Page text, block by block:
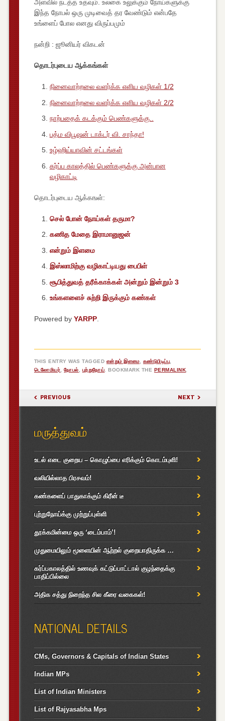
அளவில் நடத்த உதவும். உலகை உலுக்கும் நோய்களுக்கு
இந்த நோபல் ஒரு முடிவைத் தர வேண்டும் என்பதே
உங்ளைப் போல எனது விருப்பமும்
நன்றி : ஜூனியர் விகடன்
தொடர்புடைய ஆக்கங்கள்
நினைவாற்றலை வளர்க்க எளிய வழிகள் 1/2
நினைவாற்றலை வளர்க்க எளிய வழிகள் 2/2
நாற்பதைக் கடக்கும் பெண்களுக்கு..
பத்ம விபூஷன் டாக்டர் வி. சாந்தா!
உழ்ஹிய்யாவின் சட்டங்கள்
கர்ப்ப காலத்தில் பெண்களுக்கு அன்பான
வழிகாட்டி
தொடர்புடைய ஆக்கஙள்:
செல் போன் நோய்கள் தருமா?
கணித மேதை இராமானுஜன்
என்றும் இளமை
இஸ்லாமிற்கு வழிகாட்டியது பைபிள்
சூபித்துவத் தரீக்காக்கள் அன்றும் இன்றும் 3
உங்களளைச் சுற்றி இருக்கும் கண்கள்
Powered by YARPP.
THIS ENTRY WAS TAGGED என்றும் இளமை, கண்டுபிடிப்பு
டெலோமியர் ,நோபல் புற்றுநோய் . BOOKMARK THE PERMALINK
POST NAVIGATION
PREVIOUS NEXT
மருத்துவம்
உடல் எடை குறைய – கொழுப்பை எரிக்கும் கொடம்புளி!
வலியில்லாத பிரசவம்!
கண்களைப் பாதுகாக்கும் கிரீன் டீ
புற்றுநோய்க்கு முற்றுப்புள்ளி
தூக்கமின்மை ஒரு ‘டைம்பாம்’!
முதுமையிலும் மூளையின் ஆற்றல் குறையாதிருக்க …
கர்ப்பகாலத்தில் உணவுக் கட்டுப்பாட்டால் குழந்தைக்கு
பாதிப்பில்லை
அதிக சத்து நிறைந்த சில கீரை வகைகள்!
NATIONAL DETAILS
CMs, Governors & Capitals of Indian States
Indian MPs
List of Indian Ministers
List of Rajyasabha Mps